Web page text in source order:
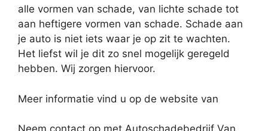
alle vormen van schade, van lichte schade tot
aan heftigere vormen van schade. Schade aan
je auto is niet iets waar je op zit te wachten.
Het liefst wil je dit zo snel mogelijk geregeld
hebben. Wij zorgen hiervoor.
Meer informatie vind u op de website van